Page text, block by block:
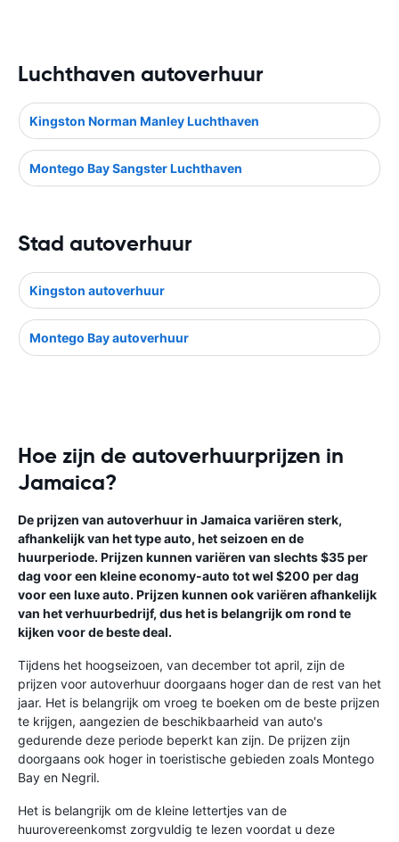
Luchthaven autoverhuur
Kingston Norman Manley Luchthaven
Montego Bay Sangster Luchthaven
Stad autoverhuur
Kingston autoverhuur
Montego Bay autoverhuur
Hoe zijn de autoverhuurprijzen in
Jamaica?
De prijzen van autoverhuur in Jamaica variëren sterk,
afhankelijk van het type auto, het seizoen en de
huurperiode. Prijzen kunnen variëren van slechts $35 per
dag voor een kleine economy-auto tot wel $200 per dag
voor een luxe auto. Prijzen kunnen ook variëren afhankelijk
van het verhuurbedrijf, dus het is belangrijk om rond te
kijken voor de beste deal.
Tijdens het hoogseizoen, van december tot april, zijn de
prijzen voor autoverhuur doorgaans hoger dan de rest van het
jaar. Het is belangrijk om vroeg te boeken om de beste prijzen
te krijgen, aangezien de beschikbaarheid van auto's
gedurende deze periode beperkt kan zijn. De prijzen zijn
doorgaans ook hoger in toeristische gebieden zoals Montego
Bay en Negril.
Het is belangrijk om de kleine lettertjes van de
huurovereenkomst zorgvuldig te lezen voordat u deze